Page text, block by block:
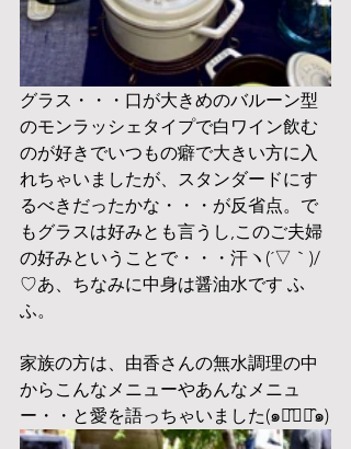
グラス・・・口が大きめのバルーン型
のモンラッシェタイプで白ワイン飲む
のが好きでいつもの癖で大きい方に入
れちゃいましたが、スタンダードにす
るべきだったかな・・・が反省点。で
もグラスは好みとも言うし,このご夫婦
の好みということで・・・汗ヽ(´▽｀)/
♡あ、ちなみに中身は醤油水です ふ
ふ。
家族の方は、由香さんの無水調理の中
からこんなメニューやあんなメニュ
ー・・と愛を語っちゃいました(๑･̑◡･̑๑)